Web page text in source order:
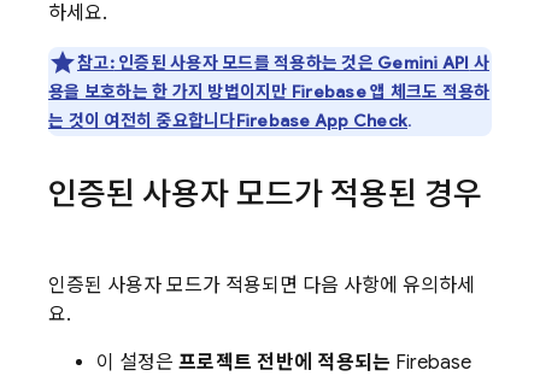
하세요.
참고:인증된 사용자 모드를 적용하는 것은 Gemini API 사
용을 보호하는 한 가지 방법이지만 Firebase 앱 체크도 적용하
는 것이 여전히 중요합니다Firebase App Check.
인증된 사용자 모드가 적용된 경우
인증된 사용자 모드가 적용되면 다음 사항에 유의하세
요.
이 설정은 프로젝트 전반에 적용되는 Firebase